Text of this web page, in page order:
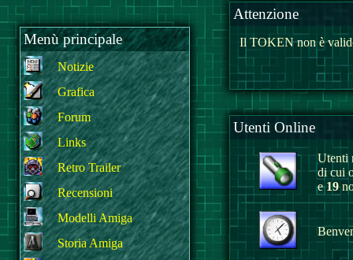
Menù principale
Notizie
Grafica
Forum
Links
Retro Trailer
Recensioni
Modelli Amiga
Storia Amiga
Attenzione
Il TOKEN non è
Utenti Online
Utenti
di cui
e19